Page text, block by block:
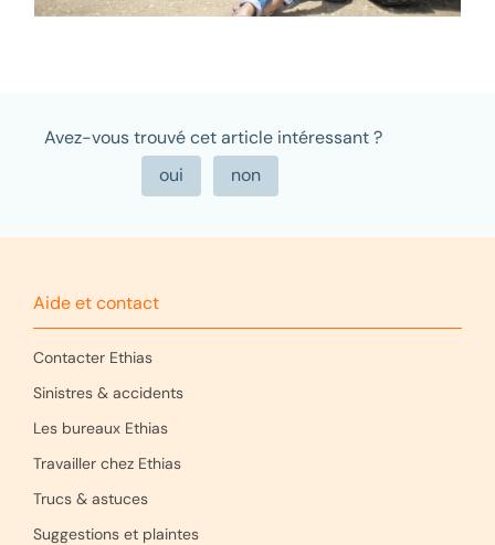
Avez-vous trouvé cet article intéressant ?
Aide et contact
Contacter Ethias
Sinistres & accidents
Les bureaux Ethias
Travailler chez Ethias
Trucs & astuces
Suggestions et plaintes